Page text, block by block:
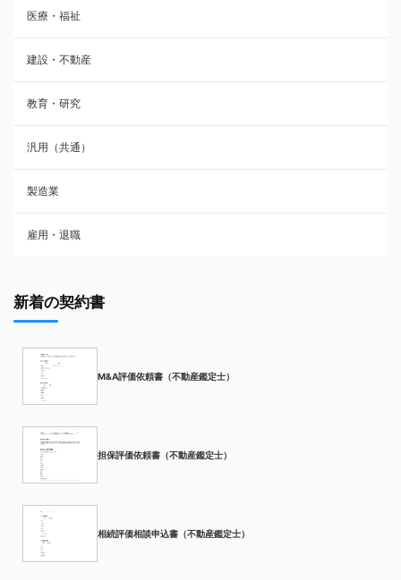
医療・福祉
建設・不動産
教育・研究
汎用（共通）
製造業
雇用・退職
新着の契約書
M&A評価依頼書（不動産鑑定士）
担保評価依頼書（不動産鑑定士）
相続評価相談申込書（不動産鑑定士）